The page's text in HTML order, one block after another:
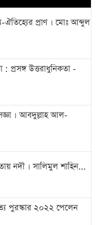
ঐতিহ্যের প্রাণ । মোঃ আব্দুল
প্রসঙ্গ উত্তরাধুনিকতা -
। আবদুল্লাহ আল-
নদী । সালিমুল শাহিন...
পুরস্কার ২০২২ পেলেন